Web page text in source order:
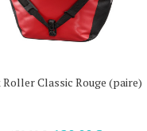
Roller Classic Rouge (paire)